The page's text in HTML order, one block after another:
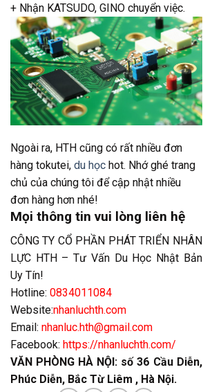
+ Nhận KATSUDO, GINO chuyển việc.
Ngoài ra, HTH cũng có rất nhiều đơn
hàng tokutei, du học hot. Nhớ ghé trang
chủ của chúng tôi để cập nhật nhiều
đơn hàng hơn nhé!
Mọi thông tin vui lòng liên hệ
CÔNG TY CỔ PHẦN PHÁT TRIỂN NHÂN
LỰC HTH – Tư Vấn Du Học Nhật Bản
Uy Tín!
Hotline: 0834011084
Website:nhanluchth.com
Email: nhanluc.hth@gmail.com
Facebook: https://nhanluchth.com/
VĂN PHÒNG HÀ NỘI: số 36 Cầu Diễn,
Phúc Diễn, Bắc Từ Liêm , Hà Nội.